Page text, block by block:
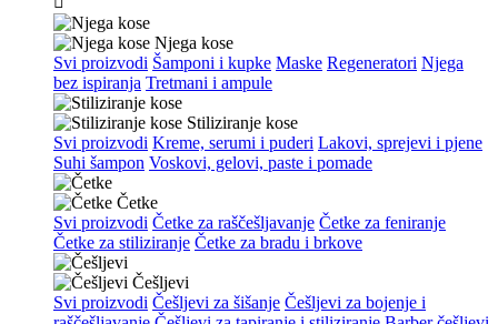
Njega kose
Svi proizvodi Šamponi i kupke Maske Regeneratori Njega
bez ispiranja Tretmani i ampule
Stiliziranje kose
Svi proizvodi Kreme, serumi i puderi Lakovi, sprejevi i pjene
Suhi šampon Voskovi, gelovi, paste i pomade
Četke
Svi proizvodi Četke za raščešljavanje Četke za feniranje
Četke za stiliziranje Četke za bradu i brkove
Češljevi
Svi proizvodi Češljevi za šišanje Češljevi za bojenje i